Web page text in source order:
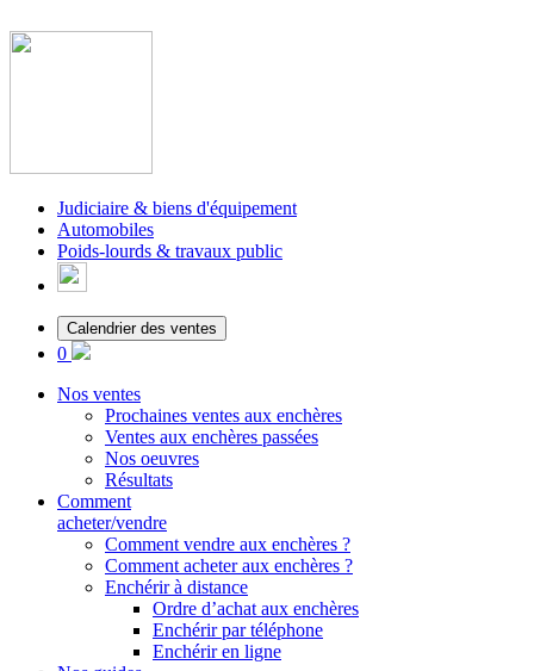
Judiciaire & biens d'équipement
Automobiles
Poids-lourds & travaux public
Calendrier des ventes
0
Nos ventes
Prochaines ventes aux enchères
Ventes aux enchères passées
Nos oeuvres
Résultats
Comment
acheter/vendre
Comment vendre aux enchères ?
Comment acheter aux enchères ?
Enchérir à distance
Ordre d’achat aux enchères
Enchérir par téléphone
Enchérir en ligne